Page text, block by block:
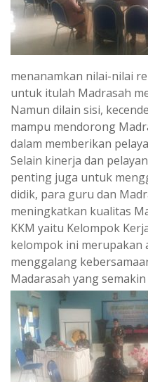
menanamkan nilai-nilai
untuk itulah Madrasah
Namun dilain sisi,
mampu mendorong
dalam memberikan
Selain kinerja dan
penting juga untuk
didik, para guru dan
meningkatkan kualitas
KKM yaitu Kelompok
kelompok ini merupakan
menggalang
Madarasah yang